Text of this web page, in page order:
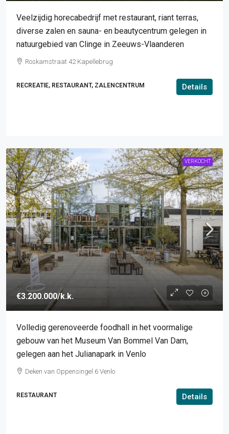
Veelzijdig horecabedrijf met restaurant, riant terras,
diverse zalen en sauna- en beautycentrum gelegen in
natuurgebied van Clinge in Zeeuws-Vlaanderen
Roskamstraat 42 Kapellebrug
RECREATIE, RESTAURANT, ZALENCENTRUM Details
VERKOCHT
€3.200.000/k.k.
Volledig gerenoveerde foodhall in het voormalige
gebouw van het Museum Van Bommel Van Dam,
gelegen aan het Julianapark in Venlo
Deken van Oppensingel 6 Venlo
RESTAURANT Details